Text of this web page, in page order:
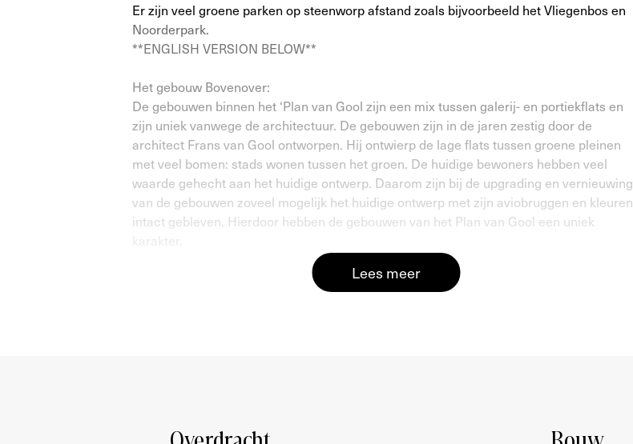
Er zijn veel groene parken op steenworp afstand zoals bijvoorbeeld het Vliegenbos en
Noorderpark.
**ENGLISH VERSION BELOW**
Het gebouw Bovenover:
De gebouwen binnen het ‘Plan van Gool zijn een mix tussen galerij- en portiekflats en
zijn uniek vanwege de architectuur. De gebouwen zijn in de jaren zestig door de
architect Frans van Gool ontworpen. Hij ontwierp de lage flats tussen groene pleinen
met veel bomen: stads wonen tussen het groen. De huidige bewoners hebben veel
waarde gehecht aan het huidige ontwerp. Daarom zijn bij de upgrading en vernieuwing
van de gebouwen zoveel mogelijk het huidige ontwerp met zijn aviobruggen en kleuren
intact gebleven. Hierdoor hebben de gebouwen van het Plan van Gool een uniek
Gemeenschappelijke entree, via de lift bereikt u derde etage.
waardoor er veel natuurlijk licht binnenkomt. Vanuit de woonkamer heeft u toegang tot
Lees meer